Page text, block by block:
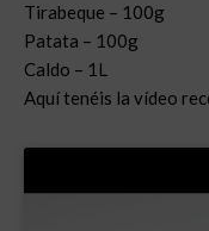
Tirabeque – 100g
Patata – 100g
Caldo – 1L
Aquí tenéis la vídeo